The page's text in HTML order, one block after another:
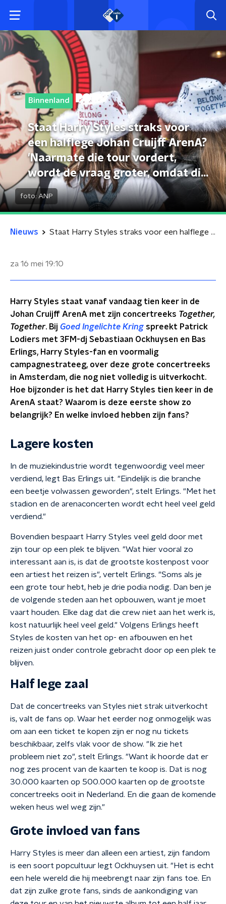
Binnenland
Staat Harry Styles straks voor
een halflege Johan Cruijff ArenA?
'Naarmate die tour vordert,
wordt de vraag groter, omdat die
fans zoveel liefde en plezier
uitstralen'
foto: ANP
Nieuws Staat Harry Styles straks voor een halflege Johan Cruijff ArenA? 'Naarmate die tour vordert, wordt de vraag groter, omdat die fans zoveel liefde en plezier uitstralen'
za 16 mei 19:10
Harry Styles staat vanaf vandaag tien keer in de
Johan Cruijff ArenA met zijn concertreeks Together,
Together. Bij Goed Ingelichte Kring spreekt Patrick
Lodiers met 3FM-dj Sebastiaan Ockhuysen en Bas
Erlings, Harry Styles-fan en voormalig
campagnestrateeg, over deze grote concertreeks
in Amsterdam, die nog niet volledig is uitverkocht.
Hoe bijzonder is het dat Harry Styles tien keer in de
ArenA staat? Waarom is deze eerste show zo
belangrijk? En welke invloed hebben zijn fans?
Lagere kosten
In de muziekindustrie wordt tegenwoordig veel meer
verdiend, legt Bas Erlings uit. "Eindelijk is die branche
een beetje volwassen geworden", stelt Erlings. "Met het
stadion en de arenaconcerten wordt echt heel veel geld
verdiend."
Bovendien bespaart Harry Styles veel geld door met
zijn tour op een plek te blijven. "Wat hier vooral zo
interessant aan is, is dat de grootste kostenpost voor
een artiest het reizen is", vertelt Erlings. "Soms als je
een grote tour hebt, heb je drie podia nodig. Dan ben je
de volgende steden aan het opbouwen, want je moet
vaart houden. Elke dag dat die crew niet aan het werk is,
kost natuurlijk heel veel geld." Volgens Erlings heeft
Styles de kosten van het op- en afbouwen en het
reizen juist onder controle gebracht door op een plek te
blijven.
Half lege zaal
Dat de concertreeks van Styles niet strak uitverkocht
is, valt de fans op. Waar het eerder nog onmogelijk was
om aan een ticket te kopen zijn er nog nu tickets
beschikbaar, zelfs vlak voor de show. "Ik zie het
probleem niet zo", stelt Erlings. "Want ik hoorde dat er
nog zes procent van de kaarten te koop is. Dat is nog
30.000 kaarten op 500.000 kaarten op de grootste
concertreeks ooit in Nederland. En die gaan de komende
weken heus wel weg zijn."
Grote invloed van fans
Harry Styles is meer dan alleen een artiest, zijn fandom
is een soort popcultuur legt Ockhuysen uit. "Het is echt
een hele wereld die hij meebrengt naar zijn fans toe. En
dat zijn zulke grote fans, sinds de aankondiging van